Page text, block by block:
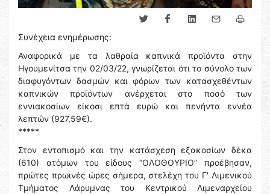
Συνέχεια ενημέρωσης:
Αναφορικά με τα λαθραία καπνικά προϊόντα στην
Ηγουμενίτσα την 02/03/22, γνωρίζεται ότι το σύνολο των
διαφυγόντων δασμών και φόρων των κατασχεθέντων
καπνικών προϊόντων ανέρχεται στο ποσό των
εννιακοσίων είκοσι επτά ευρώ και πενήντα εννέα
λεπτών (927,59€).
*****
Στον εντοπισμό και την κατάσχεση εξακοσίων δέκα
(610) ατόμων του είδους “ΟΛΟΘΟΥΡΙΟ” προέβησαν,
πρώτες πρωινές ώρες σήμερα, στελέχη του Γ' Λιμενικού
Τμήματος Λάρυμνας του Κεντρικού Λιμεναρχείου